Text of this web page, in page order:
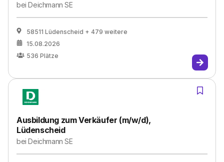
beiDeichmann SE
58511 Lüdenscheid + 479 weitere
15.08.2026
536 Plätze
Ausbildung zum Verkäufer (m/w/d),
Lüdenscheid
beiDeichmann SE